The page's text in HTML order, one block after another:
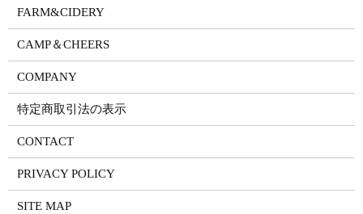
FARM&CIDERY
CAMP＆CHEERS
COMPANY
特定商取引法の表示
CONTACT
PRIVACY POLICY
SITE MAP